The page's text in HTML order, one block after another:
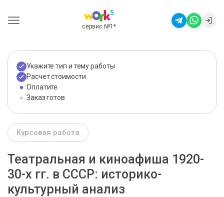
сервис №1 *
Укажите тип и тему работы
Расчет стоимости
Оплатите
Заказ готов
Курсовая работа
Театральная и киноафиша 1920-
30-х гг. в СССР: историко-
культурный анализ